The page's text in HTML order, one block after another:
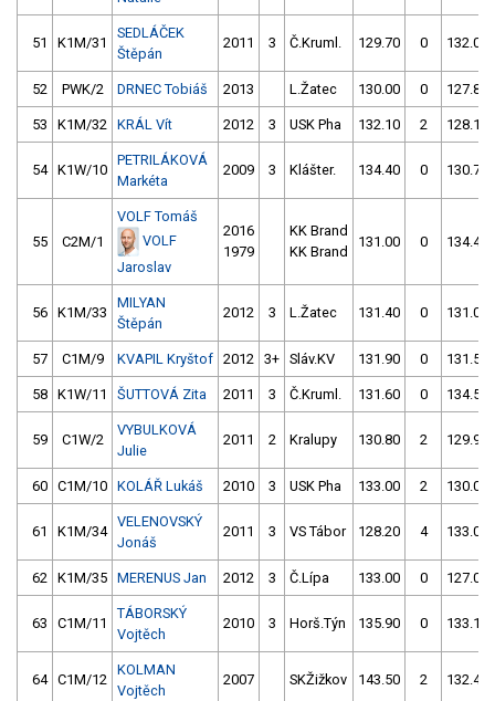
51 K1M/31
SEDLÁČEK
Štěpán
2011 3 Č.Kruml. 129.70 0 132.00
52 PWK/2 DRNEC Tobiáš 2013 L.Žatec 130.00 0 127.80
53 K1M/32 KRÁL Vít 2012 3 USK Pha 132.10 2 128.10
54 K1W/10
PETRILÁKOVÁ
Markéta
2009 3 Klášter. 134.40 0 130.70
55 C2M/1
VOLF Tomáš
VOLF
Jaroslav
2016
1979
KK Brand
KK Brand
131.00 0 134.40
56 K1M/33
MILYAN
Štěpán
2012 3 L.Žatec 131.40 0 131.00
57 C1M/9 KVAPIL Kryštof 2012 3+ Sláv.KV 131.90 0 131.50
58 K1W/11 ŠUTTOVÁ Zita 2011 3 Č.Kruml. 131.60 0 134.50
59 C1W/2
VYBULKOVÁ
Julie
2011 2 Kralupy 130.80 2 129.90
60 C1M/10 KOLÁŘ Lukáš 2010 3 USK Pha 133.00 2 130.00
61 K1M/34
VELENOVSKÝ
Jonáš
2011 3 VS Tábor 128.20 4 133.00
62 K1M/35 MERENUS Jan 2012 3 Č.Lípa 133.00 0 127.00
63 C1M/11
TÁBORSKÝ
Vojtěch
2010 3 Horš.Týn 135.90 0 133.10
64 C1M/12
KOLMAN
Vojtěch
2007 SKŽižkov 143.50 2 132.40